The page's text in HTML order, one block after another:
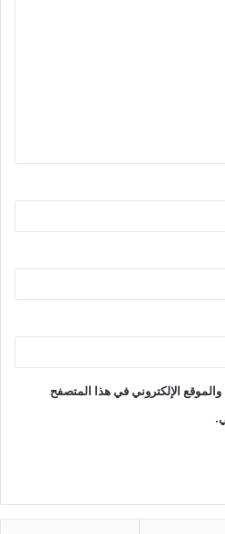
الإلكتروني في هذا المتصفح